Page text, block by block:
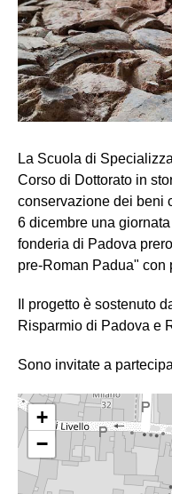
La Scuola di
Corso di Dottorato in
conservazione dei beni
6 dicembre una
fonderia di Padova
pre-Roman Padua" con
Il progetto è sostenuto
Risparmio di Padova e
Sono invitate a
+
−